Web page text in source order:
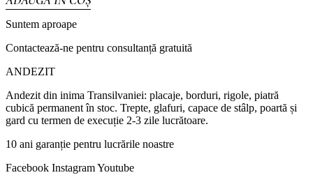
Suntem aproape
Contactează-ne pentru consultanță gratuită
ANDEZIT
Andezit din inima Transilvaniei: placaje, borduri, rigole, piatră
cubică permanent în stoc. Trepte, glafuri, capace de stâlp, poartă și
gard cu termen de execuție 2-3 zile lucrătoare.
10 ani garanție pentru lucrările noastre
Facebook InstagramYoutube